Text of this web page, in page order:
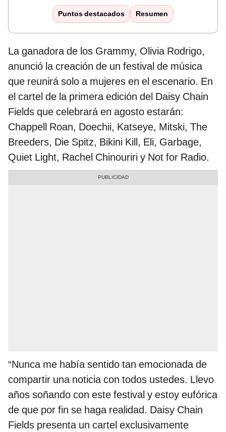
Puntos destacados Resumen
La ganadora de los Grammy, Olivia Rodrigo,
anunció la creación de un festival de música
que reunirá solo a mujeres en el escenario. En
el cartel de la primera edición del Daisy Chain
Fields que celebrará en agosto estarán:
Chappell Roan, Doechii, Katseye, Mitski, The
Breeders, Die Spitz, Bikini Kill, Eli, Garbage,
Quiet Light, Rachel Chinouriri y Not for Radio.
“Nunca me había sentido tan emocionada de
compartir una noticia con todos ustedes. Llevo
años soñando con este festival y estoy eufórica
de que por fin se haga realidad. Daisy Chain
Fields presenta un cartel exclusivamente